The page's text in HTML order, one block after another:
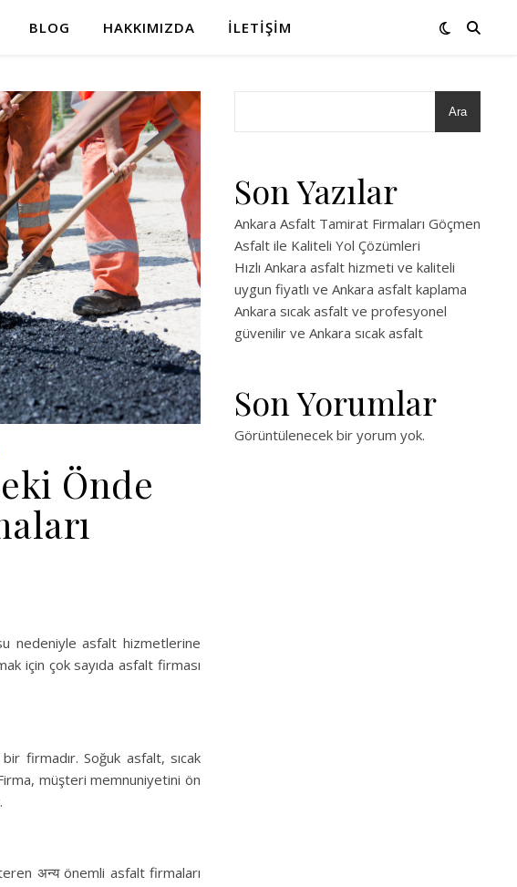
BLOG HAKKIMIZDA İLETIŞIM
Önde
nedeniyle asfalt hizmetlerine
için çok sayıda asfalt firması
firmadır. Soğuk asfalt, sıcak
müşteri memnuniyetini ön
अन्य önemli asfalt firmaları
Ara
Son Yazılar
Ankara Asfalt Tamirat Firmaları Göçmen
Asfalt ile Kaliteli Yol Çözümleri
Hızlı Ankara asfalt hizmeti ve kaliteli
uygun fiyatlı ve Ankara asfalt kaplama
Ankara sıcak asfalt ve profesyonel
güvenilir ve Ankara sıcak asfalt
Son Yorumlar
Görüntülenecek bir yorum yok.